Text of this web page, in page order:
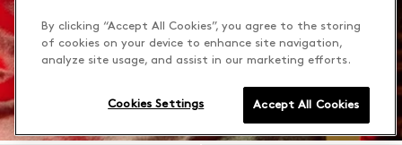
By clicking “Accept All Cookies”, you agree to the storing
of cookies on your device to enhance site navigation,
analyze site usage, and assist in our marketing efforts.
Accept All Cookies
Cookies Settings